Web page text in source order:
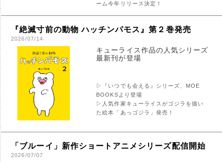
ーム今年リリース決定！
『絶滅寸前の動物 ハッチンパモス』第２巻発売
2026/07/14
キューライス作品の人気シリーズ
最新刊が登場
▷『いつでも会える』シリーズ、MOE
BOOKSより登場
▷人気作家キューライスがゴジラを描い
た絵本「あっゴジラ」発売！
「ブルーイ」新作ショートアニメシリーズ配信開始
2026/07/07